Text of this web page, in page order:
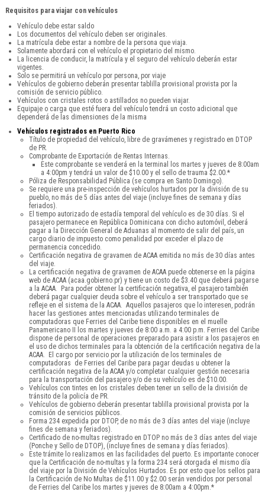
Requisitos para viajar con vehículos
Vehículo debe estar saldo
Los documentos del vehículo deben ser originales.
La matrícula debe estar a nombre de la persona que viaja.
Solamente abordará con el vehículo el propietario del mismo.
La licencia de conducir, la matrícula y el seguro del vehículo deberán estar
vigentes.
Solo se permitirá un vehículo por persona, por viaje
Vehículos de gobierno deberán presentar tablilla provisional provista por la
comisión de servicio público.
Vehículos con cristales rotos o astillados no pueden viajar.
Equipaje o carga que esté fuera del vehículo tendrá un costo adicional que
dependerá de las dimensiones de la misma
Vehículos registrados en Puerto Rico
Título de propiedad del vehículo, libre de gravámenes y registrado en DTOP
de PR.
Comprobante de Exportación de Rentas Internas.
Este comprobante se venderá en la terminal los martes y jueves de 8:00am
a 4:00pm y tendrá un valor de $10.00 y el sello de trauma $2.00.*
Póliza de Responsabilidad Pública (se compra en Santo Domingo).
Se requiere una pre-inspección de vehículos hurtados por la división de su
pueblo, no más de 5 días antes del viaje (incluye fines de semana y días
feriados).
El tiempo autorizado de estadía temporal del vehículo es de 30 días. Si el
pasajero permanece en República Dominicana con dicho automóvil, deberá
pagar a la Dirección General de Aduanas al momento de salir del país, un
cargo diario de impuesto como penalidad por exceder el plazo de
permanencia concedido.
Certificación negativa de gravamen de ACAA emitida no más de 30 días antes
del viaje.
La certificación negativa de gravamen de ACAA puede obtenerse en la página
web de ACAA (acaa.gobierno.pr) y tiene un costo de $3.40 que deberá pagarse
a la ACAA. Para poder obtener la certificación negativa, el pasajero también
deberá pagar cualquier deuda sobre el vehículo a ser transportado que se
refleje en el sistema de la ACAA. Aquellos pasajeros que lo interesen, podrán
hacer las gestiones antes mencionadas utilizando terminales de
computadoras que Ferries del Caribe tiene disponibles en el muelle
Panamericano II los martes y jueves de 8:00 a.m. a 4:00 p.m. Ferries del Caribe
dispone de personal de operaciones preparado para asistir a los pasajeros en
el uso de dichos terminales para la obtención de la certificación negativa de la
ACAA. El cargo por servicio por la utilización de los terminales de
computadoras de Ferries del Caribe para pagar deudas u obtener la
certificación negativa de la ACAA y/o completar cualquier gestión necesaria
para la transportación del pasajero y/o de su vehículo es de $10.00.
Vehículos con tintes en los cristales deben tener un sello de la división de
tránsito de la policía de PR.
Vehículos de gobierno deberán presentar tablilla provisional provista por la
comisión de servicios públicos.
Forma 234 expedida por DTOP, de no más de 3 días antes del viaje (incluye
fines de semana y feriados).
Certificado de no-multas registrado en DTOP no más de 3 días antes del viaje
(Ponche y Sello de DTOP), (incluye fines de semana y días feriados).
Este trámite lo realizamos en las facilidades del puerto. Es importante conocer
que la Certificación de no-multas y la forma 234 será otorgada el mismo día
del viaje por la División de Vehículos Hurtados. Es por esto que los sellos para
la Certificación de No Multas de $11.00 y $2.00 serán vendidos por personal
de Ferries del Caribe los martes y jueves de 8:00am a 4:00pm.*